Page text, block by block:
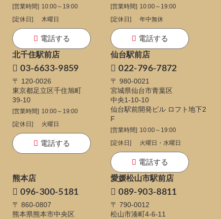
[営業時間] 10:00～19:00
[定休日]
木曜日
電話する
[営業時間] 10:00～19:00
[定休日]
年中無休
電話する
北千住駅前店
03-6633-9859
〒 120-0026
東京都足立区千住旭町
39-10
[営業時間] 10:00～19:00
[定休日]
火曜日
電話する
仙台駅前店
022-796-7872
〒 980-0021
宮城県仙台市青葉区
中央1-10-10
仙台駅前開発ビル ロフト地下2
F
[営業時間] 10:00～19:00
[定休日]
火曜日・水曜日
電話する
熊本店
096-300-5181
〒 860-0807
熊本県熊本市中央区
愛媛松山市駅前店
089-903-8811
〒 790-0012
松山市湊町4-6-11